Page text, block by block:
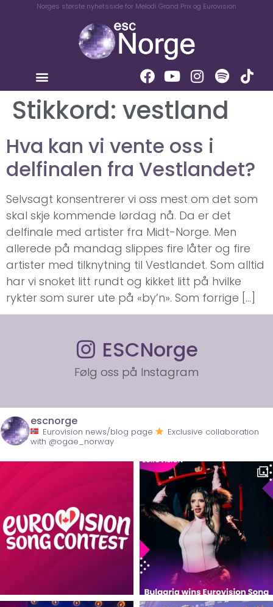
Norges største nyhetsside for Melodi Grand Prix og Eurovision
Stikkord: vestland
Hva kan vi vente oss i
delfinalen fra Vestlandet?
Selvsagt konsentrerer vi oss mest om det som
skal skje kommende lørdag nå. Da er det
delfinale med artister fra Midt-Norge. Men
allerede på mandag slippes fire låter og fire
artister med tilknytning til Vestlandet. Som alltid
har vi snoket litt rundt og kikket litt på hvilke
rykter som surer ute på «by’n». Som forrige […]
ESCNorge
Følg oss på Instagram
escnorge
Eurovision news/blog page
Exclusive collaboration
with @ogae_norway